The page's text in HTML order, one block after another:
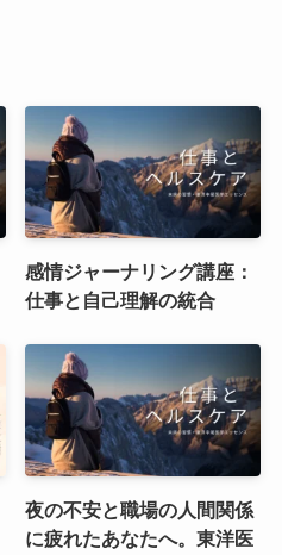
感情ジャーナリング講座：
仕事と自己理解の統合
夜の不安と職場の人間関係
に疲れたあなたへ。東洋医